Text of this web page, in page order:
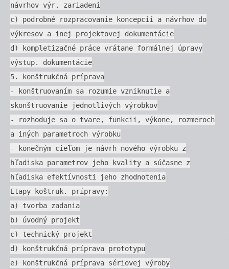
návrhov výr. zariadení
c) podrobné rozpracovanie koncepcií a návrhov do
výkresov a inej projektovej dokumentácie
d) kompletizačné práce vrátane formálnej úpravy
výstup. dokumentácie
5. konštrukčná príprava
- konštruovaním sa rozumie vzniknutie a
skonštruovanie jednotlivých výrobkov
- rozhoduje sa o tvare, funkcii, výkone, rozmeroch
a iných parametroch výrobku
- konečným cieľom je návrh nového výrobku z
hľadiska parametrov jeho kvality a súčasne z
hľadiska efektívnosti jeho zhodnotenia
Etapy koštruk. prípravy:
a) tvorba zadania
b) úvodný projekt
c) technický projekt
d) konštrukčná príprava prototypu
e) konštrukčná príprava sériovej výroby